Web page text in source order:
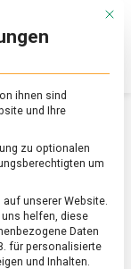
Mit
ihnen sind
und Ihre
zu optionalen
um
unserer Website.
helfen, diese
Daten
für personalisierte
und Inhalten.